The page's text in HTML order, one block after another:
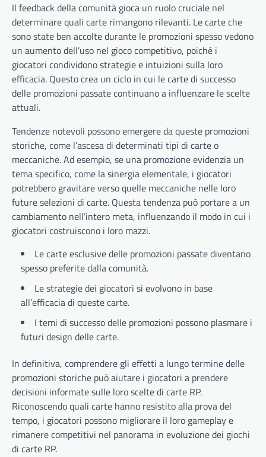
Il feedback della comunità gioca un ruolo cruciale nel
determinare quali carte rimangono rilevanti. Le carte che
sono state ben accolte durante le promozioni spesso vedono
un aumento dell’uso nel gioco competitivo, poiché i
giocatori condividono strategie e intuizioni sulla loro
efficacia. Questo crea un ciclo in cui le carte di successo
delle promozioni passate continuano a influenzare le scelte
attuali.
Tendenze notevoli possono emergere da queste promozioni
storiche, come l’ascesa di determinati tipi di carte o
meccaniche. Ad esempio, se una promozione evidenzia un
tema specifico, come la sinergia elementale, i giocatori
potrebbero gravitare verso quelle meccaniche nelle loro
future selezioni di carte. Questa tendenza può portare a un
cambiamento nell’intero meta, influenzando il modo in cui i
giocatori costruiscono i loro mazzi.
Le carte esclusive delle promozioni passate diventano
spesso preferite dalla comunità.
Le strategie dei giocatori si evolvono in base
all’efficacia di queste carte.
I temi di successo delle promozioni possono plasmare i
futuri design delle carte.
In definitiva, comprendere gli effetti a lungo termine delle
promozioni storiche può aiutare i giocatori a prendere
decisioni informate sulle loro scelte di carte RP.
Riconoscendo quali carte hanno resistito alla prova del
tempo, i giocatori possono migliorare il loro gameplay e
rimanere competitivi nel panorama in evoluzione dei giochi
di carte RP.